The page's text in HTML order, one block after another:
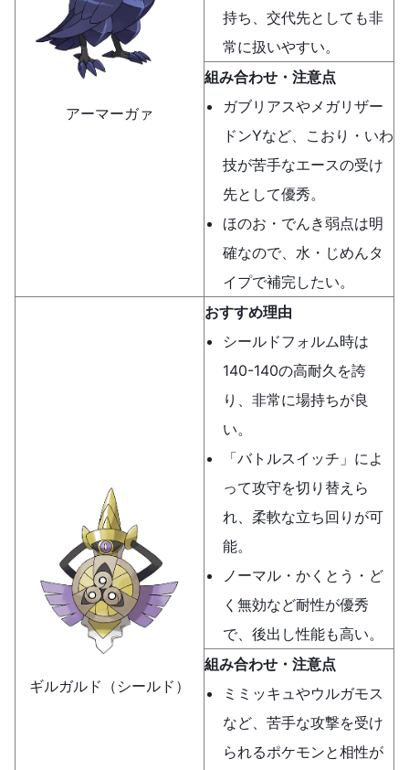
アーマーガァ
持ち、交代先としても非
常に扱いやすい。
組み合わせ・注意点
ガブリアスやメガリザー
ドンYなど、こおり・いわ
技が苦手なエースの受け
先として優秀。
ほのお・でんき弱点は明
確なので、水・じめんタ
イプで補完したい。
ギルガルド（シールド）
おすすめ理由
シールドフォルム時は
140-140の高耐久を誇
り、非常に場持ちが良
い。
「バトルスイッチ」によ
って攻守を切り替えら
れ、柔軟な立ち回りが可
能。
ノーマル・かくとう・ど
く無効など耐性が優秀
で、後出し性能も高い。
組み合わせ・注意点
ミミッキュやウルガモス
など、苦手な攻撃を受け
られるポケモンと相性が